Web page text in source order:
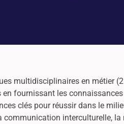
multidisciplinaires en métier
fournissant les
clés pour réussir dans le
communication interculturelle,